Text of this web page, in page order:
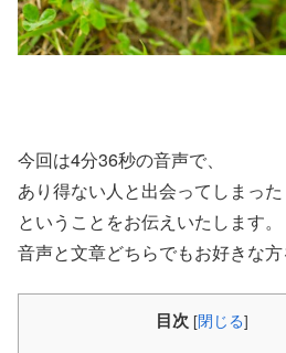
今回は4分36秒の音声で、
あり得ない人と出会ってしまった
ということをお伝えいたします。
音声と文章どちらでもお好きな方
目次 [閉じる]